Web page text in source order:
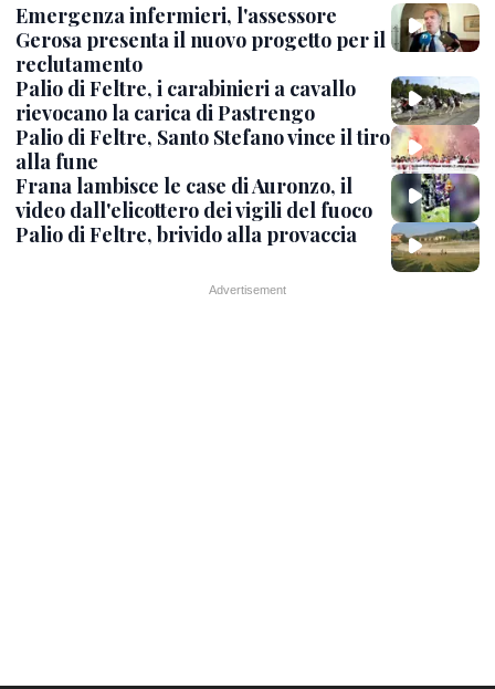
Emergenza infermieri, l'assessore
Gerosa presenta il nuovo progetto per il
reclutamento
Palio di Feltre, i carabinieri a cavallo
rievocano la carica di Pastrengo
Palio di Feltre, Santo Stefano vince il tiro
alla fune
Frana lambisce le case di Auronzo, il
video dall'elicottero dei vigili del fuoco
Palio di Feltre, brivido alla provaccia